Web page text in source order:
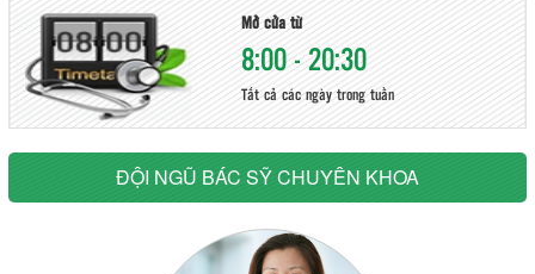
Mở cửa từ
8:00 - 20:30
Tất cả các ngày trong tuần
ĐỘI NGŨ BÁC SỸ CHUYÊN KHOA